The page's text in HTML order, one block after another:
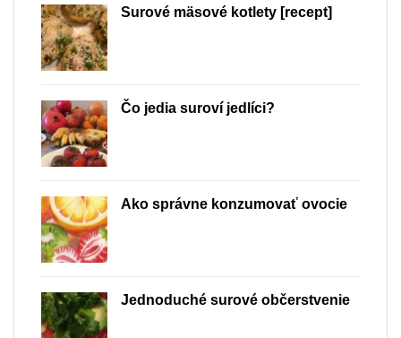
Surové mäsové kotlety [recept]
Čo jedia suroví jedlíci?
Ako správne konzumovať ovocie
Jednoduché surové občerstvenie